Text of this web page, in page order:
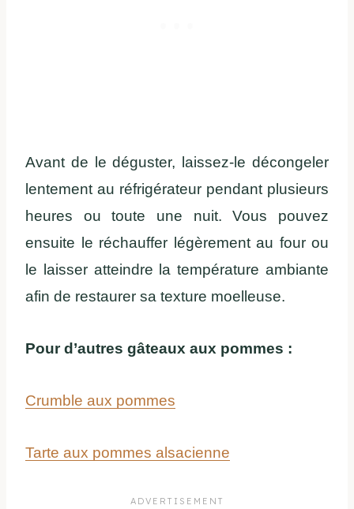
Avant de le déguster, laissez-le décongeler
lentement au réfrigérateur pendant plusieurs
heures ou toute une nuit. Vous pouvez
ensuite le réchauffer légèrement au four ou
le laisser atteindre la température ambiante
afin de restaurer sa texture moelleuse.
Pour d’autres gâteaux aux pommes :
Crumble aux pommes
Tarte aux pommes alsacienne